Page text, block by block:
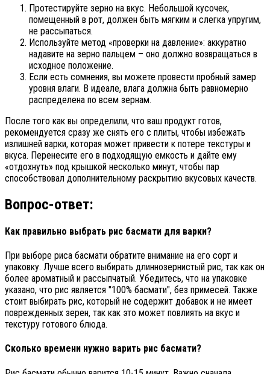
Протестируйте зерно на вкус. Небольшой кусочек,
помещенный в рот, должен быть мягким и слегка упругим,
не рассыпаться.
Используйте метод «проверки на давление»: аккуратно
надавите на зерно пальцем – оно должно возвращаться в
исходное положение.
Если есть сомнения, вы можете провести пробный замер
уровня влаги. В идеале, влага должна быть равномерно
распределена по всем зернам.
После того как вы определили, что ваш продукт готов,
рекомендуется сразу же снять его с плиты, чтобы избежать
излишней варки, которая может привести к потере текстуры и
вкуса. Перенесите его в подходящую емкость и дайте ему
«отдохнуть» под крышкой несколько минут, чтобы пар
способствовал дополнительному раскрытию вкусовых качеств.
Вопрос-ответ:
Как правильно выбрать рис басмати для варки?
При выборе риса басмати обратите внимание на его сорт и
упаковку. Лучше всего выбирать длиннозернистый рис, так как он
более ароматный и рассыпчатый. Убедитесь, что на упаковке
указано, что рис является "100% басмати", без примесей. Также
стоит выбирать рис, который не содержит добавок и не имеет
поврежденных зерен, так как это может повлиять на вкус и
текстуру готового блюда.
Сколько времени нужно варить рис басмати?